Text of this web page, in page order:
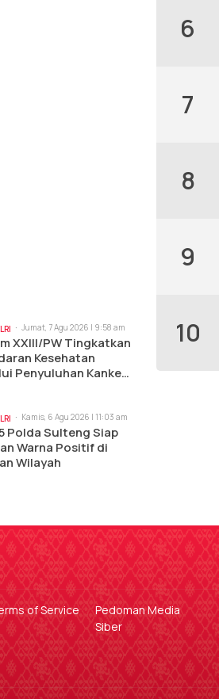
Jumat, 7 Agu 2026 | 9:58 am
XXIII/PW Tingkatkan
Kesehatan
Penyuluhan Kanker
Kamis, 6 Agu 2026 | 11:03 am
Polda Sulteng Siap
Warna Positif di
Wilayah
6
7
8
9
10
of Service
Pedoman Media
Siber